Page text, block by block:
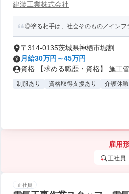
建装工業株式会社
◎塗る相手は、社会そのもの／インフ
〒314-0135茨城県神栖市堀割
月給30万円～45万円
資格 【求める職歴・資格】 施工
制服あり 資格取得支援あり 介護休暇
雇用
正社員
正社員